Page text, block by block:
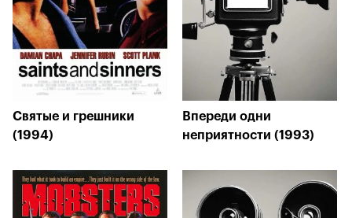
Святые и грешники
(1994)
Впереди одни
неприятности (1993)